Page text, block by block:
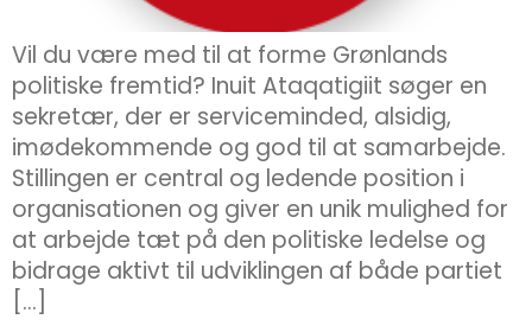
Vil du være med til at forme Grønlands
politiske fremtid? Inuit Ataqatigiit søger en
sekretær, der er serviceminded, alsidig,
imødekommende og god til at samarbejde.
Stillingen er central og ledende position i
organisationen og giver en unik mulighed for
at arbejde tæt på den politiske ledelse og
bidrage aktivt til udviklingen af både partiet
[…]